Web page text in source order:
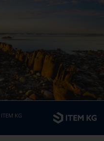
ITEM KG